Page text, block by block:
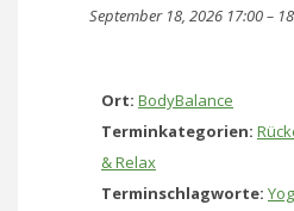
September 18, 2026 17:00–
Ort: BodyBalance
Terminkategorien:
& Relax
Terminschlagworte: